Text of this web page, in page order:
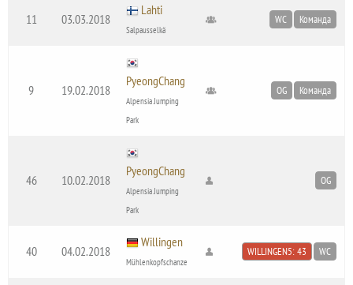
11 03.03.2018
Lahti
Salpausselkä
WC Команда
9 19.02.2018
PyeongChang
Alpensia Jumping
Park
OG Команда
46 10.02.2018
PyeongChang
Alpensia Jumping
Park
OG
40 04.02.2018
Willingen
Mühlenkopfschanze
WILLINGEN5: 43 WC